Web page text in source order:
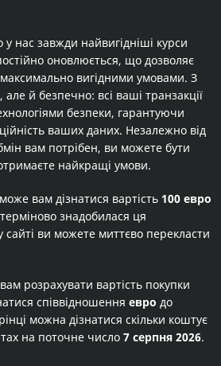
завжди найвигідніші курси
оновлюється, що дозволяє
вигідними умовами. З
але й безпечно: всі ваші транзакції
безпеки, гарантуючи
ваших даних. Незалежно від
вам потрібен, ви можете бути
найкращі умови.
вам дізнатися вартість 100 евро
знадобилася ця
ви можете миттєво перекласти
розрахувати вартість покупки
співвідношення евро до
можна дізнатися скільки коштує
на поточне число 7 серпня 2026.